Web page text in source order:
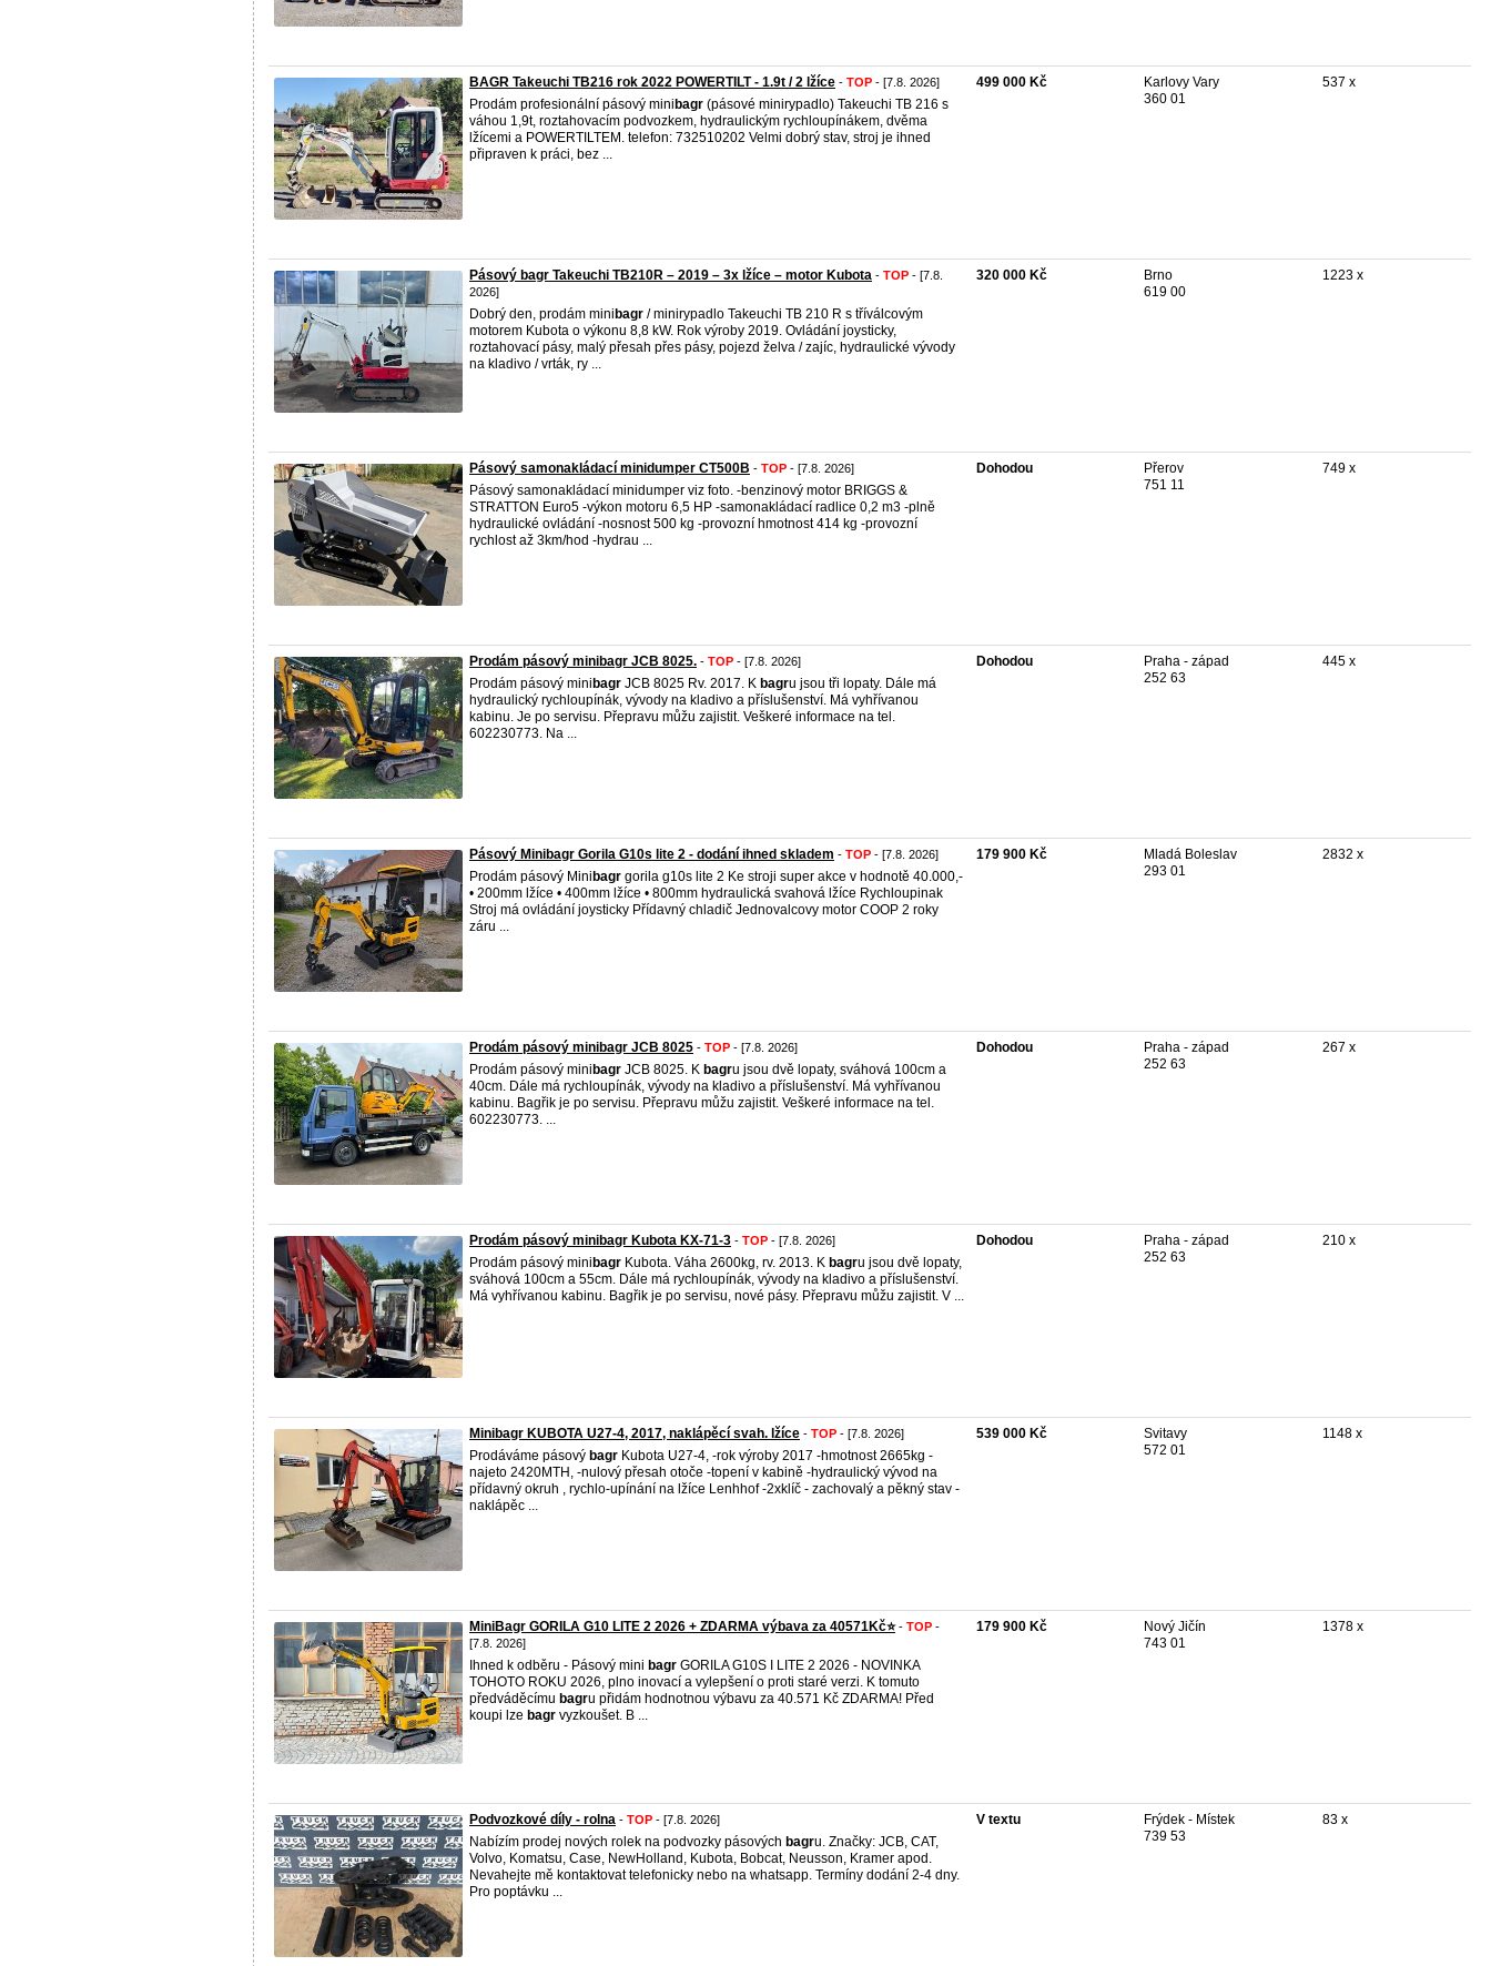
BAGR Takeuchi TB216 rok 2022 POWERTILT - 1.9t / 2 lžíce - TOP - [7.8. 2026]
Prodám profesionální pásový mini bagr (pásové minirypadlo) Takeuchi TB 216 s
váhou 1,9t, roztahovacím podvozkem, hydraulickým rychloupínákem, dvěma
lžícemi a POWERTILTEM. telefon: 732510202 Velmi dobrý stav, stroj je ihned
připraven k práci, bez ...
499 000 Kč
Karlovy Vary
360 01
537 x
Pásový bagr Takeuchi TB210R – 2019 – 3x lžíce – motor Kubota - TOP - [7.8.
2026]
Dobrý den, prodám mini bagr / minirypadlo Takeuchi TB 210 R s tříválcovým
motorem Kubota o výkonu 8,8 kW. Rok výroby 2019. Ovládání joysticky,
roztahovací pásy, malý přesah přes pásy, pojezd želva / zajíc, hydraulické vývody
na kladivo / vrták, ry ...
320 000 Kč
Brno
619 00
1223 x
Pásový samonakládací minidumper CT500B - TOP - [7.8. 2026]
Pásový samonakládací minidumper viz foto. -benzinový motor BRIGGS &
STRATTON Euro5 -výkon motoru 6,5 HP -samonakládací radlice 0,2 m3 -plně
hydraulické ovládání -nosnost 500 kg -provozní hmotnost 414 kg -provozní
rychlost až 3km/hod -hydrau ...
Dohodou
Přerov
751 11
749 x
Prodám pásový minibagr JCB 8025. - TOP - [7.8. 2026]
Prodám pásový mini bagr JCB 8025 Rv. 2017. K bagru jsou tři lopaty. Dále má
hydraulický rychloupínák, vývody na kladivo a příslušenství. Má vyhřívanou
kabinu. Je po servisu. Přepravu můžu zajistit. Veškeré informace na tel.
602230773. Na ...
Dohodou
Praha - západ
252 63
445 x
Pásový Minibagr Gorila G10s lite 2 - dodání ihned skladem - TOP - [7.8. 2026]
Prodám pásový Mini bagr gorila g10s lite 2 Ke stroji super akce v hodnotě 40.000,-
• 200mm lžíce • 400mm lžíce • 800mm hydraulická svahová lžíce Rychloupinak
Stroj má ovládání joysticky Přídavný chladič Jednovalcovy motor COOP 2 roky
záru ...
179 900 Kč
Mladá Boleslav
293 01
2832 x
Prodám pásový minibagr JCB 8025 - TOP - [7.8. 2026]
Prodám pásový mini bagr JCB 8025. K bagru jsou dvě lopaty, sváhová 100cm a
40cm. Dále má rychloupínák, vývody na kladivo a příslušenství. Má vyhřívanou
kabinu. Bagřik je po servisu. Přepravu můžu zajistit. Veškeré informace na tel.
602230773. ...
Dohodou
Praha - západ
252 63
267 x
Prodám pásový minibagr Kubota KX-71-3 - TOP - [7.8. 2026]
Prodám pásový mini bagr Kubota. Váha 2600kg, rv. 2013. K bagru jsou dvě lopaty,
sváhová 100cm a 55cm. Dále má rychloupínák, vývody na kladivo a příslušenství.
Má vyhřívanou kabinu. Bagřik je po servisu, nové pásy. Přepravu můžu zajistit. V ...
Dohodou
Praha - západ
252 63
210 x
Minibagr KUBOTA U27-4, 2017, naklápěcí svah. lžíce - TOP - [7.8. 2026]
Prodáváme pásový bagr Kubota U27-4, -rok výroby 2017 -hmotnost 2665kg -
najeto 2420MTH, -nulový přesah otoče -topení v kabině -hydraulický vývod na
přídavný okruh , rychlo-upínání na lžíce Lenhhof -2xklíč - zachovalý a pěkný stav -
naklápěc ...
539 000 Kč
Svitavy
572 01
1148 x
MiniBagr GORILA G10 LITE 2 2026 + ZDARMA výbava za 40571Kč⭐- TOP -
[7.8. 2026]
Ihned k odběru - Pásový mini bagr GORILA G10S I LITE 2 2026 - NOVINKA
TOHOTO ROKU 2026, plno inovací a vylepšení o proti staré verzi. K tomuto
předváděcímu bagru přidám hodnotnou výbavu za 40.571 Kč ZDARMA! Před
koupi lze bagr vyzkoušet. B ...
179 900 Kč
Nový Jičín
743 01
1378 x
Podvozkové díly - rolna - TOP - [7.8. 2026]
Nabízím prodej nových rolek na podvozky pásových bagru. Značky: JCB, CAT,
Volvo, Komatsu, Case, NewHolland, Kubota, Bobcat, Neusson, Kramer apod.
Nevahejte mě kontaktovat telefonicky nebo na whatsapp. Termíny dodání 2-4 dny.
Pro poptávku ...
V textu
Frýdek - Místek
739 53
83 x